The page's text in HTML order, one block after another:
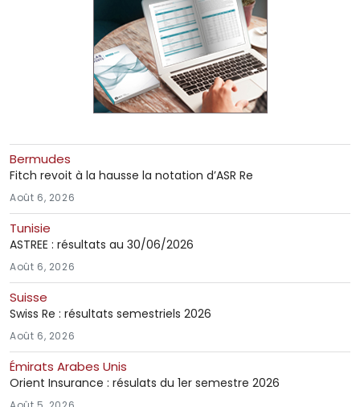
Bermudes
Fitch revoit à la hausse la notation d’ASR Re
Août 6, 2026
Tunisie
ASTREE : résultats au 30/06/2026
Août 6, 2026
Suisse
Swiss Re : résultats semestriels 2026
Août 6, 2026
Émirats Arabes Unis
Orient Insurance : résulats du 1er semestre 2026